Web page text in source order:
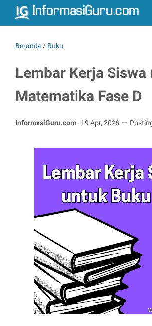
Beranda / Buku
Lembar Kerja
Matematika Fase D
InformasiGuru.com- 19 Apr, 2026